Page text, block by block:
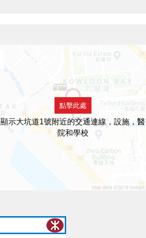
點擊此處
顯示大坑道1號附近的交通連線，設施，醫
院和學校